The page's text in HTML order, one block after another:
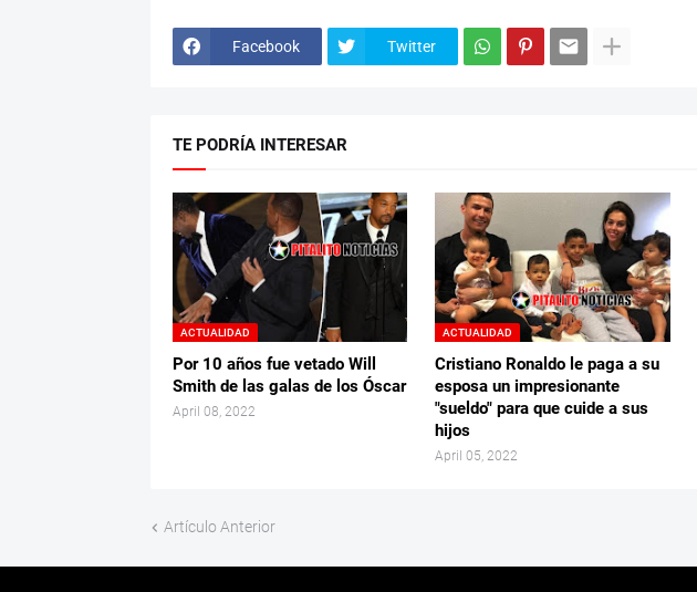
Facebook Twitter
TE PODRÍA INTERESAR
ACTUALIDAD
Por 10 años fue vetado Will
Smith de las galas de los Óscar
April 08, 2022
ACTUALIDAD
Cristiano Ronaldo le paga a su
esposa un impresionante
"sueldo" para que cuide a sus
hijos
April 05, 2022
Artículo Anterior